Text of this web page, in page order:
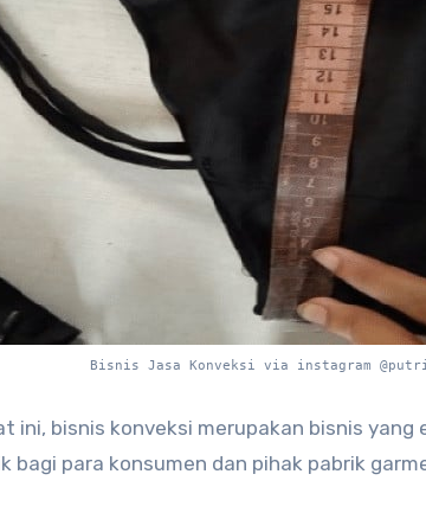
Bisnis Jasa Konveksi via instagram
ini, bisnis konveksi merupakan bisnis
bagi para konsumen dan pihak pabrik